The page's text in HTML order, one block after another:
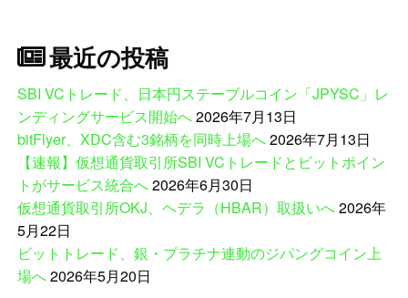
最近の投稿
SBI VCトレード、日本円ステーブルコイン「JPYSC」レ
ンディングサービス開始へ2026年7月13日
bitFlyer、XDC含む3銘柄を同時上場へ2026年7月13日
【速報】仮想通貨取引所SBI VCトレードとビットポイン
トがサービス統合へ2026年6月30日
仮想通貨取引所OKJ、ヘデラ（HBAR）取扱いへ2026年
5月22日
ビットトレード、銀・プラチナ連動のジパングコイン上
場へ2026年5月20日